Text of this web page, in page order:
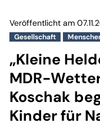
Gesellschaft
Veröffentlicht am
„Kleine
MDR-
Koschak
Kinder für